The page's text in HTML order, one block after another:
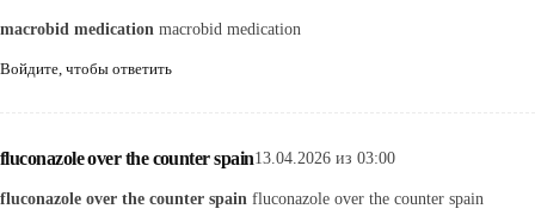
macrobid medication macrobid medication
Войдите, чтобы ответить
fluconazole over the counter spain13.04.2026 из 03:00
fluconazole over the counter spain fluconazole over the counter spain